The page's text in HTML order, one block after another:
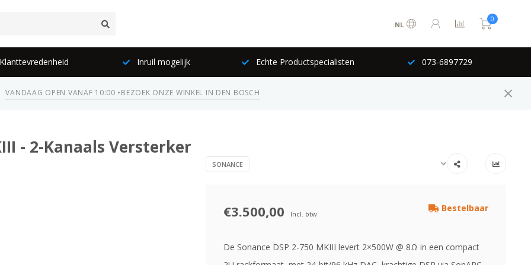
NL
0
Inruil mogelijk Echte Productspecialisten 073-6897729
VANDAAG OPEN VANAF 10:00 •BEZOEK ONZE WINKEL IN DEN BOSCH
- 2-Kanaals Versterker
SONANCE
€3.500,00 Incl. btw
Bestelbaar
De Sonance DSP 2-750 MKIII levert 2×500W @ 8Ω in een compact